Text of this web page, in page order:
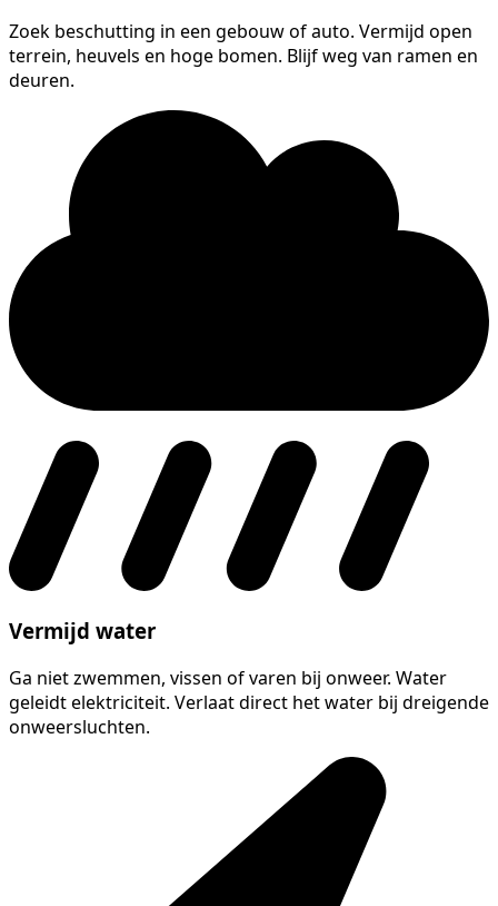
Zoek beschutting in een gebouw of auto. Vermijd open
terrein, heuvels en hoge bomen. Blijf weg van ramen en
deuren.
Vermijd water
Ga niet zwemmen, vissen of varen bij onweer. Water
geleidt elektriciteit. Verlaat direct het water bij dreigende
onweersluchten.